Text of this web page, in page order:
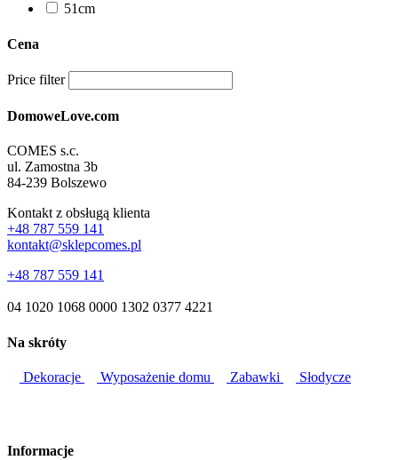
51cm
Cena
Price filter
DomoweLove.com
COMES s.c.
ul. Zamostna 3b
84-239 Bolszewo
Kontakt z obsługą klienta
+48 787 559 141
kontakt@sklepcomes.pl
+48 787 559 141
04 1020 1068 0000 1302 0377 4221
Na skróty
Dekoracje Wyposażenie domu Zabawki Słodycze
Informacje